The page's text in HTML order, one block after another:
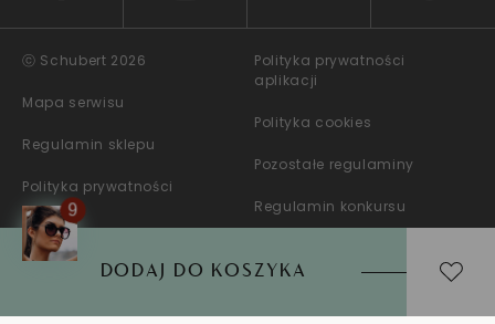
DODAJ DO KOSZYKA
ⓒ Schubert 2026
Mapa serwisu
Regulamin sklepu
Polityka prywatności
Polityka prywatności
aplikacji
Polityka cookies
Pozostałe regulaminy
Regulamin konkursu